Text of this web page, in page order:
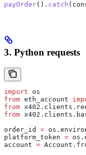
payOrder(). catch (
3. Python requests
import os
from eth_account
from
from
order_id =
platform_token =
account =